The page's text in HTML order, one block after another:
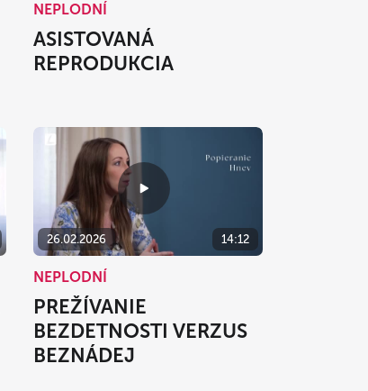
NEPLODNÍ
ASISTOVANÁ
REPRODUKCIA
26.02.2026 14:12
NEPLODNÍ
PREŽÍVANIE
BEZDETNOSTI VERZUS
BEZNÁDEJ